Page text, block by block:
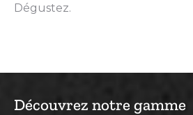
Dégustez.
Découvrez notre gamme